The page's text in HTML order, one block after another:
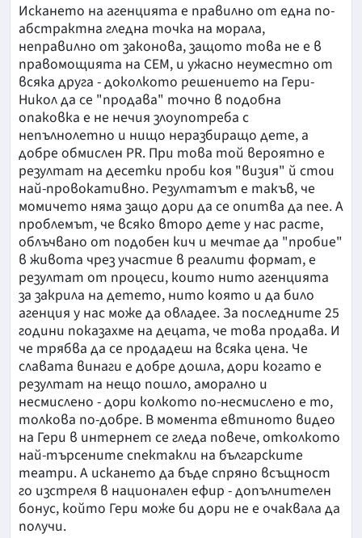
Искането на агенцията е правилно от една по-
абстрактна гледна точка на морала,
неправилно от законова, защото това не е в
правомощията на СЕМ, и ужасно неуместно от
всяка друга - доколкото решението на Гери-
Никол да се "продава" точно в подобна
опаковка е не нечия злоупотреба с
непълнолетно и нищо неразбиращо дете, а
добре обмислен PR. При това той вероятно е
резултат на десетки проби коя "визия" й стои
най-провокативно. Резултатът е такъв, че
момичето няма защо дори да се опитва да пее. А
проблемът, че всяко второ дете у нас расте,
облъчвано от подобен кич и мечтае да "пробие"
в живота чрез участие в реалити формат, е
резултат от процеси, които нито агенцията
за закрила на детето, нито която и да било
агенция у нас може да овладее. За последните 25
години показахме на децата, че това продава. И
че трябва да се продадеш на всяка цена. Че
славата винаги е добре дошла, дори когато е
резултат на нещо пошло, аморално и
несмислено - дори колкото по-несмислено е то,
толкова по-добре. В момента евтиното видео
на Гери в интернет се гледа повече, отколкото
най-търсените спектакли на българските
театри. А искането да бъде спряно всъщност
го изстреля в национален ефир - допълнителен
бонус, който Гери може би дори не е очаквала да
получи.